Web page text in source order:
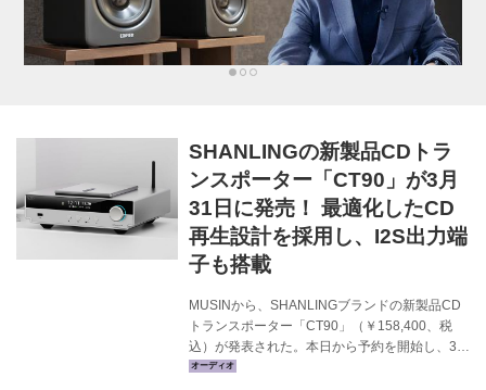
SHANLINGの新製品CDトラ
ンスポーター「CT90」が3月
31日に発売！ 最適化したCD
再生設計を採用し、I2S出力端
子も搭載
MUSINから、SHANLINGブランドの新製品CD
トランスポーター「CT90」（￥158,400、税
込）が発表された。本日から予約を開始し、3月
31日の発売を予定している。 CT90は、ピュア